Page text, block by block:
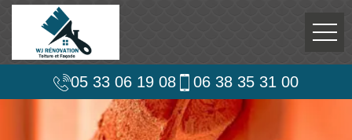
05 33 06 19 08 06 38 35 31 00